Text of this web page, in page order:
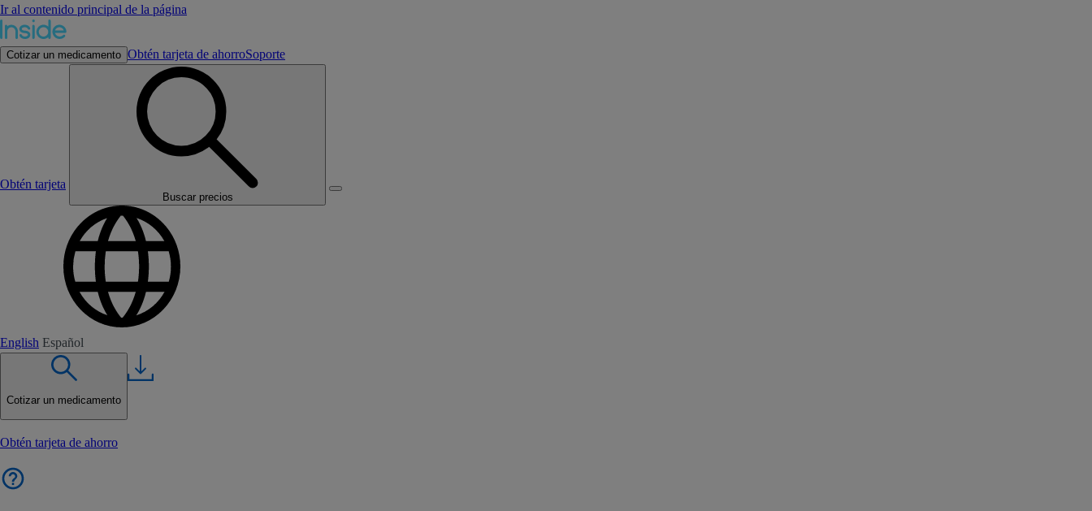
Ir al contenido principal de la página
Cotizar un medicamento Obtén tarjeta de ahorroSoporte
Obtén tarjeta
Buscar precios
English Español
Cotizar un medicamento
Obtén tarjeta de ahorro